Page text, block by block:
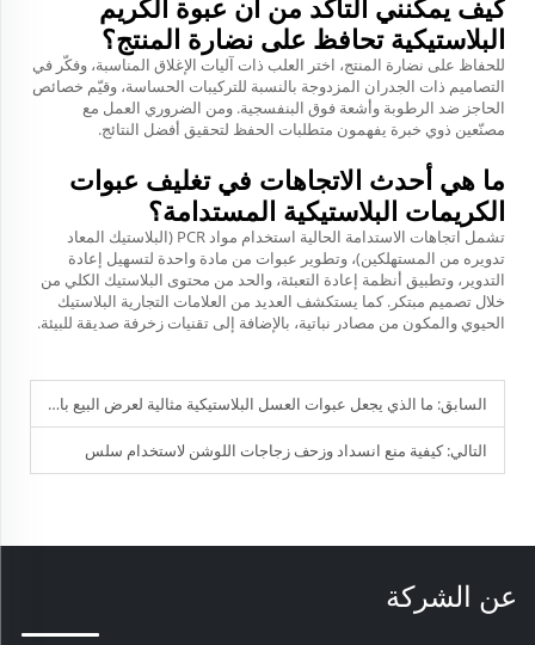
كيف يمكنني التأكد من أن عبوة الكريم
البلاستيكية تحافظ على نضارة المنتج؟
للحفاظ على نضارة المنتج، اختر العلب ذات آليات الإغلاق المناسبة، وفكّر في
التصاميم ذات الجدران المزدوجة بالنسبة للتركيبات الحساسة، وقيّم خصائص
الحاجز ضد الرطوبة وأشعة فوق البنفسجية. ومن الضروري العمل مع
مصنّعين ذوي خبرة يفهمون متطلبات الحفظ لتحقيق أفضل النتائج.
ما هي أحدث الاتجاهات في تغليف عبوات
الكريمات البلاستيكية المستدامة؟
تشمل اتجاهات الاستدامة الحالية استخدام مواد PCR (البلاستيك المعاد
تدويره من المستهلكين)، وتطوير عبوات من مادة واحدة لتسهيل إعادة
التدوير، وتطبيق أنظمة إعادة التعبئة، والحد من محتوى البلاستيك الكلي من
خلال تصميم مبتكر. كما يستكشف العديد من العلامات التجارية البلاستيك
الحيوي والمكون من مصادر نباتية، بالإضافة إلى تقنيات زخرفة صديقة للبيئة.
السابق: ما الذي يجعل عبوات العسل البلاستيكية مثالية لعرض البيع بالتجزئة
التالي:كيفية منع انسداد وزحف زجاجات اللوشن لاستخدام سلس
عن الشركة